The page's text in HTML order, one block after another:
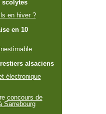
scolytes
en hiver ?
en 10
alsaciens
électronique
concours de
Sarrebourg